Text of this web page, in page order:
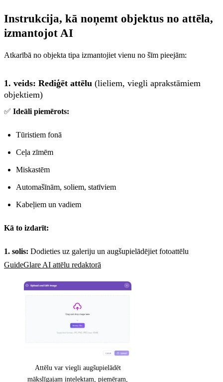
Instrukcija, kā noņemt objektus no attēla,
izmantojot AI
Atkarībā no objekta tipa izmantojiet vienu no šīm pieejām:
1. veids: Rediģēt attēlu (lieliem, viegli aprakstāmiem
objektiem)
✅ Ideāli piemērots:
Tūristiem fonā
Ceļa zīmēm
Miskastēm
Automašīnām, soliem, statīviem
Kabeļiem un vadiem
Kā to izdarīt:
1. solis: Dodieties uz galeriju un augšupielādējiet fotoattēlu
GuideGlare AI attēlu redaktorā
Attēlu var viegli augšupielādēt
mākslīgajam intelektam, piemēram,